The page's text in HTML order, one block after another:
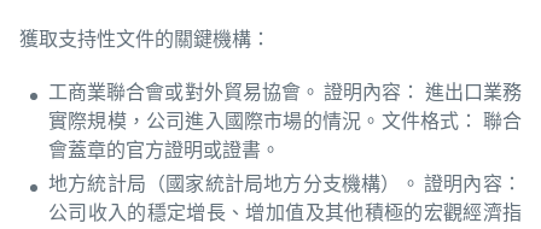
獲取支持性文件的關鍵機構：
工商業聯合會或對外貿易協會。 證明內容： 進出口業務
實際規模，公司進入國際市場的情況。文件格式： 聯合
會蓋章的官方證明或證書。
地方統計局（國家統計局地方分支機構）。 證明內容：
公司收入的穩定增長、增加值及其他積極的宏觀經濟指